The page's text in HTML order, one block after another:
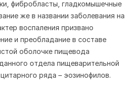
фибробласты, гладкомышечные
же в названии заболевания на
воспаления призвано
и преобладание в составе
оболочке пищевода
отдела пищеварительной
ряда – эозинофилов.